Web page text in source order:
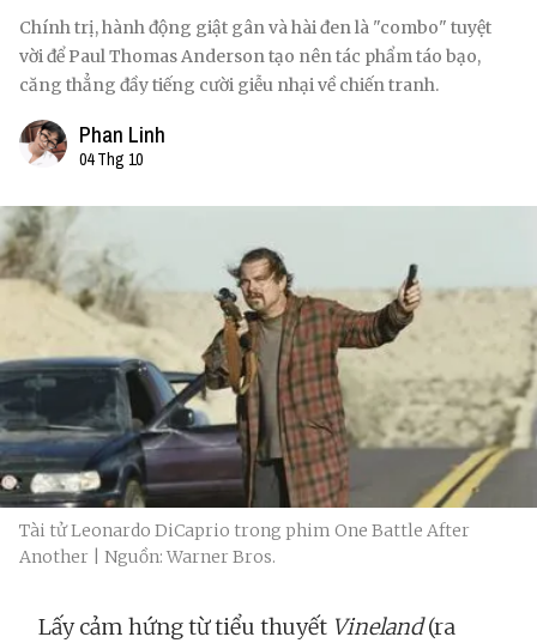
Chính trị, hành động giật gân và hài đen là "combo" tuyệt
vời để Paul Thomas Anderson tạo nên tác phẩm táo bạo,
căng thẳng đầy tiếng cười giễu nhại về chiến tranh.
Phan Linh
04 Thg 10
Tài tử Leonardo DiCaprio trong phim One Battle After
Another | Nguồn: Warner Bros.
Lấy cảm hứng từ tiểu thuyết Vineland(ra